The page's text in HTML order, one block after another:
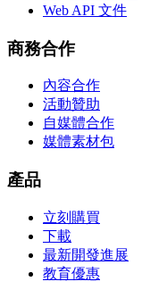
Web API 文件
商務合作
內容合作
活動贊助
自媒體合作
媒體素材包
產品
立刻購買
下載
最新開發進展
教育優惠